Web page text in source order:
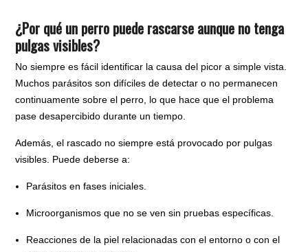
¿Por qué un perro puede rascarse aunque no tenga
pulgas visibles?
No siempre es fácil identificar la causa del picor a simple vista.
Muchos parásitos son difíciles de detectar o no permanecen
continuamente sobre el perro, lo que hace que el problema
pase desapercibido durante un tiempo.
Además, el rascado no siempre está provocado por pulgas
visibles. Puede deberse a:
Parásitos en fases iniciales.
Microorganismos que no se ven sin pruebas específicas.
Reacciones de la piel relacionadas con el entorno o con el